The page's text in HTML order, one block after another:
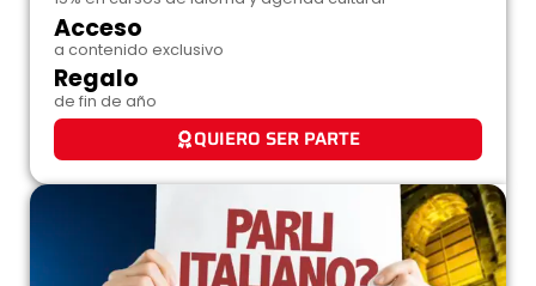
Acceso
a contenido exclusivo
Regalo
de fin de año
QUIERO SER PARTE